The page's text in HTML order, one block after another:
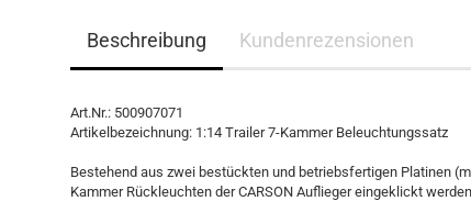
Beschreibung Kundenrezensionen
Art.Nr.: 500907071
Artikelbezeichnung: 1:14 Trailer 7-Kammer Beleuchtungssatz
Bestehend aus zwei bestückten und betriebsfertigen Platinen
Kammer Rückleuchten der CARSON Auflieger eingeklickt